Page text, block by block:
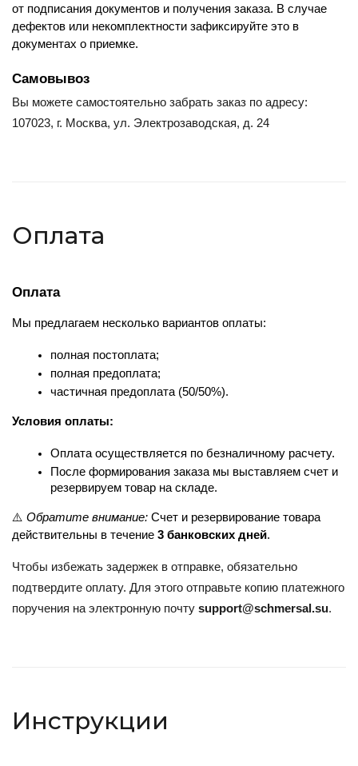
от подписания документов и получения заказа. В случае
дефектов или некомплектности зафиксируйте это в
документах о приемке.
Самовывоз
Вы можете самостоятельно забрать заказ по адресу:
107023, г. Москва, ул. Электрозаводская, д. 24
Оплата
Оплата
Мы предлагаем несколько вариантов оплаты:
полная постоплата;
полная предоплата;
частичная предоплата (50/50%).
Условия оплаты:
Оплата осуществляется по безналичному расчету.
После формирования заказа мы выставляем счет и
резервируем товар на складе.
⚠️ Обратите внимание: Счет и резервирование товара
действительны в течение 3 банковских дней.
Чтобы избежать задержек в отправке, обязательно
подтвердите оплату. Для этого отправьте копию платежного
поручения на электронную почту support@schmersal.su.
Инструкции